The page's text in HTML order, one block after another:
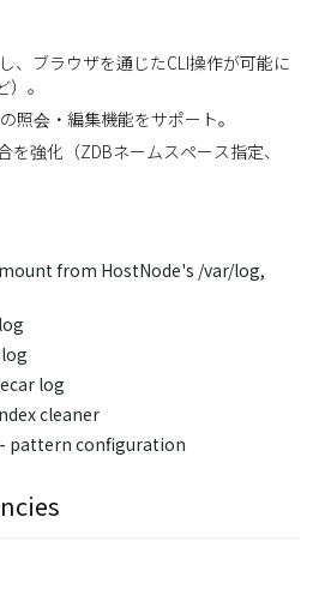
、ブラウザを通じたCLI操作が可能に
）。
照会・編集機能をサポート。
を強化（ZDBネームスペース指定、
from HostNode's /var/log,
log
cleaner
pattern configuration